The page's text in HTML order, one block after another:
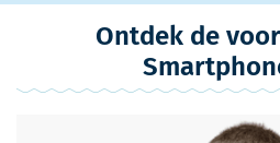
Ontdek de